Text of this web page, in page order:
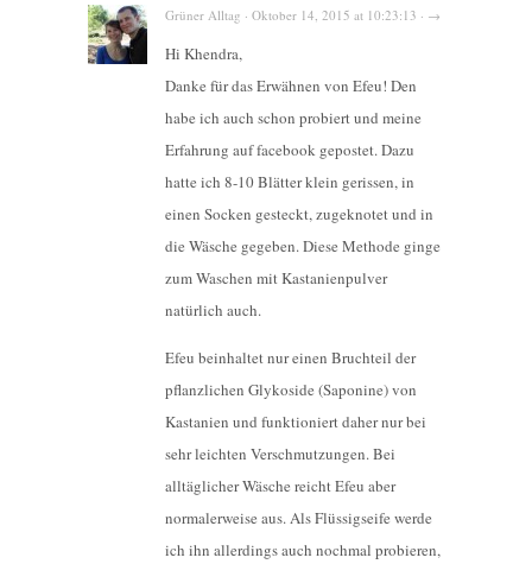
Grüner Alltag · Oktober 14, 2015 at 10:23:13 · →
Hi Khendra,
Danke für das Erwähnen von Efeu! Den
habe ich auch schon probiert und meine
Erfahrung auf facebook gepostet. Dazu
hatte ich 8-10 Blätter klein gerissen, in
einen Socken gesteckt, zugeknotet und in
die Wäsche gegeben. Diese Methode ginge
zum Waschen mit Kastanienpulver
natürlich auch.
Efeu beinhaltet nur einen Bruchteil der
pflanzlichen Glykoside (Saponine) von
Kastanien und funktioniert daher nur bei
sehr leichten Verschmutzungen. Bei
alltäglicher Wäsche reicht Efeu aber
normalerweise aus. Als Flüssigseife werde
ich ihn allerdings auch nochmal probieren,